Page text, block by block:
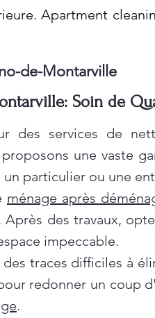
Apartment
de-Montarville
Soin de
des services de
une vaste
particulier ou une
ménage après
des travaux,
impeccable.
traces difficiles à
redonner un coup
.